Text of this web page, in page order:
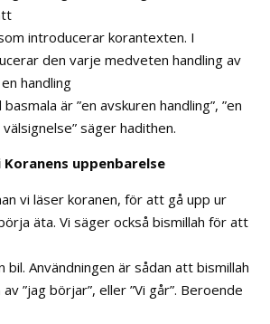
introducerar korantexten. I
den varje medveten handling av
handling
är ”en avskuren handling”, ”en
säger hadithen.
uppenbarelse
vi läser koranen, för att gå upp ur
äta. Vi säger också bismillah för att
Användningen är sådan att bismillah
”jag börjar”, eller ”Vi går”. Beroende